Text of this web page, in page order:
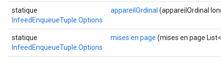
statique
InfeedEnqueueTuple.Options
appareilOrdinal (appareilOrdinal
statique
InfeedEnqueueTuple.Options
mises en page (mises en page